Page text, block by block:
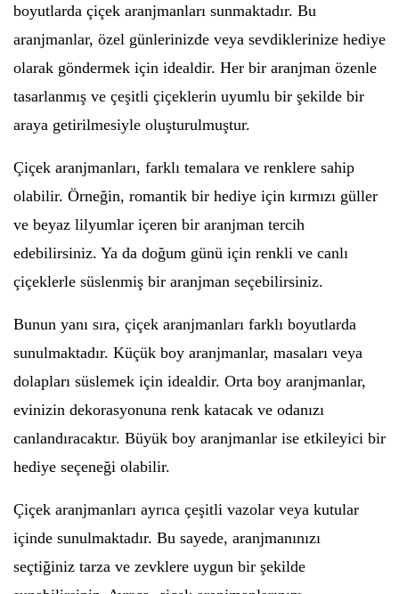
boyutlarda çiçek aranjmanları sunmaktadır. Bu
aranjmanlar, özel günlerinizde veya sevdiklerinize hediye
olarak göndermek için idealdir. Her bir aranjman özenle
tasarlanmış ve çeşitli çiçeklerin uyumlu bir şekilde bir
araya getirilmesiyle oluşturulmuştur.
Çiçek aranjmanları, farklı temalara ve renklere sahip
olabilir. Örneğin, romantik bir hediye için kırmızı güller
ve beyaz lilyumlar içeren bir aranjman tercih
edebilirsiniz. Ya da doğum günü için renkli ve canlı
çiçeklerle süslenmiş bir aranjman seçebilirsiniz.
Bunun yanı sıra, çiçek aranjmanları farklı boyutlarda
sunulmaktadır. Küçük boy aranjmanlar, masaları veya
dolapları süslemek için idealdir. Orta boy aranjmanlar,
evinizin dekorasyonuna renk katacak ve odanızı
canlandıracaktır. Büyük boy aranjmanlar ise etkileyici bir
hediye seçeneği olabilir.
Çiçek aranjmanları ayrıca çeşitli vazolar veya kutular
içinde sunulmaktadır. Bu sayede, aranjmanınızı
seçtiğiniz tarza ve zevklere uygun bir şekilde